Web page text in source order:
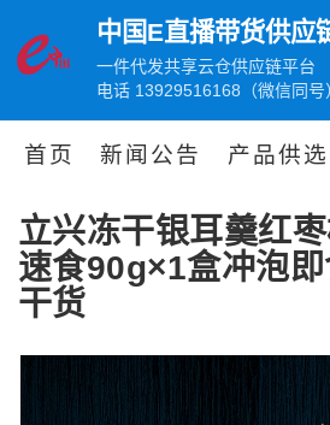
中国E直播带货供应
一件代发共享云仓供应链平台
电话 13929516168（微信同号
首页 新闻公告 产品供选
立兴冻干银耳羹红
速食90g×1盒冲泡
干货